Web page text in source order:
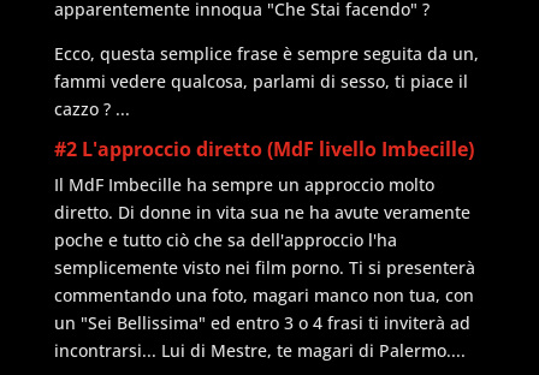
apparentemente innoqua "Che Stai facendo" ?
Ecco, questa semplice frase è sempre seguita da un,
fammi vedere qualcosa, parlami di sesso, ti piace il
cazzo ? ...
#2 L'approccio diretto (MdF livello Imbecille)
Il MdF Imbecille ha sempre un approccio molto
diretto. Di donne in vita sua ne ha avute veramente
poche e tutto ciò che sa dell'approccio l'ha
semplicemente visto nei film porno. Ti si presenterà
commentando una foto, magari manco non tua, con
un "Sei Bellissima" ed entro 3 o 4 frasi ti inviterà ad
incontrarsi... Lui di Mestre, te magari di Palermo....